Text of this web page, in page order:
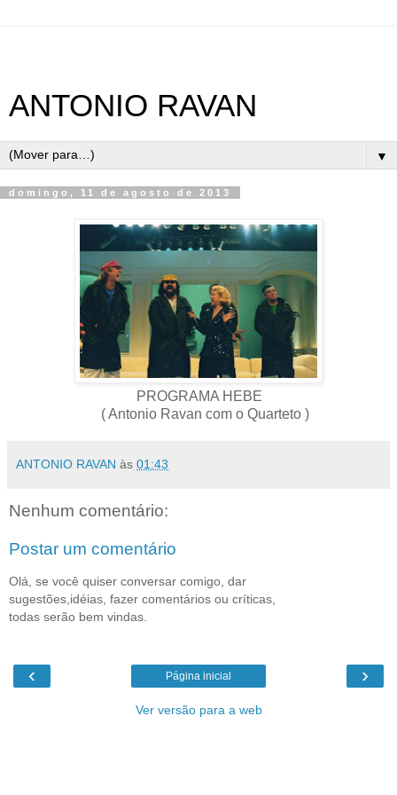
ANTONIO RAVAN
▼
domingo, 11 de agosto de 2013
PROGRAMA HEBE
( Antonio Ravan com o Quarteto )
ANTONIO RAVAN às 01:43
Nenhum comentário:
Postar um comentário
Olá, se você quiser conversar comigo, dar
sugestões,idéias, fazer comentários ou críticas,
todas serão bem vindas.
‹ ›
Página inicial
Ver versão para a web